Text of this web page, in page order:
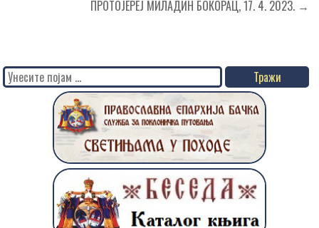
ПРОТОЈЕРЕЈ МИЛАДИН БОКОРАЦ, 17. 4. 2023. →
Search
for: